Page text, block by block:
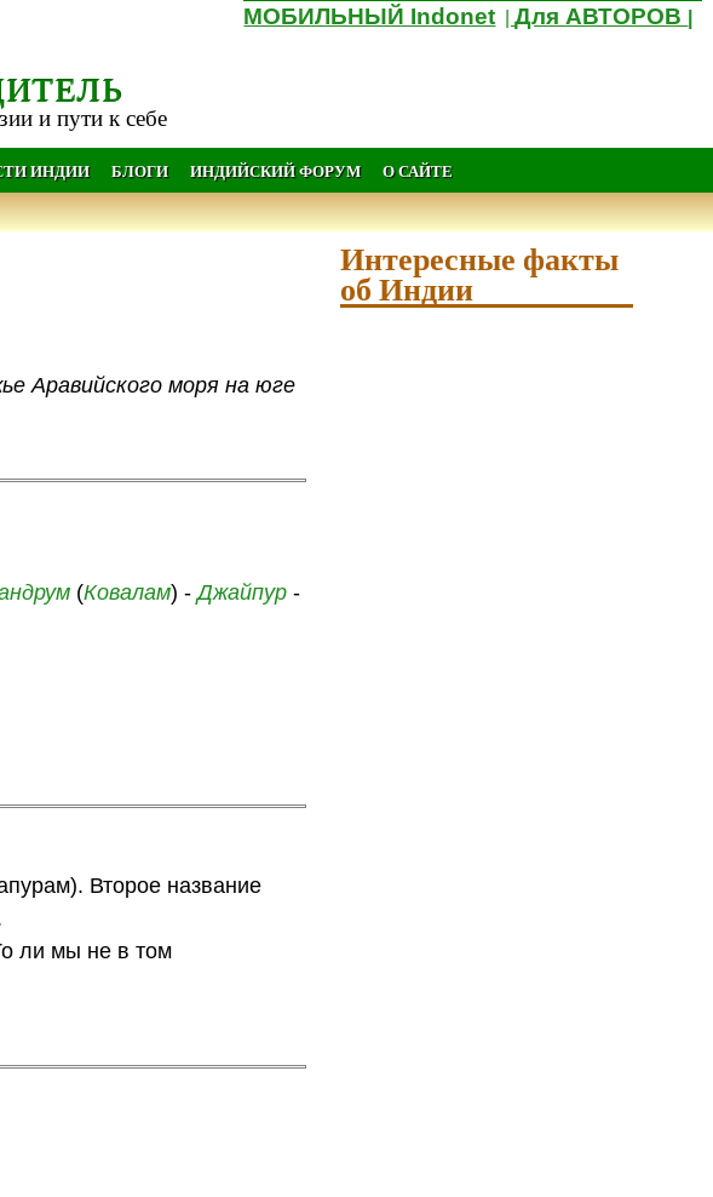
МОБИЛЬНЫЙ Indonet |Для АВТОРОВ
и пути к себе
ИНДИИ БЛОГИ ИНДИЙСКИЙ ФОРУМ О САЙТЕ
Аравийского моря на юге
(Ковалам) -Джайпур -
Второе название
ли мы не в том
Интересные факты
об Индии